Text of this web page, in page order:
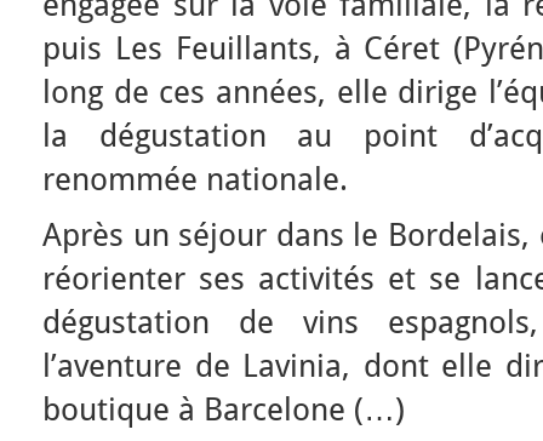
puis Les Feuillants, à Céret
long de ces années, elle dirige
la dégustation au point
renommée nationale.
Après un séjour dans le
réorienter ses activités et se
dégustation de vins
l’aventure de Lavinia, dont elle
boutique à Barcelone (…)